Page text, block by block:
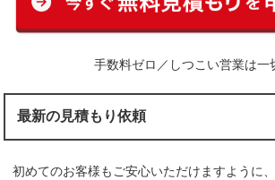
手数料ゼロ／しつこい営業は一
最新の見積もり依頼
初めてのお客様もご安心いただけますように